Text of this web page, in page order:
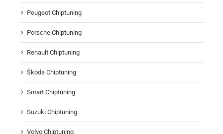
Peugeot Chiptuning
Porsche Chiptuning
Renault Chiptuning
Škoda Chiptuning
Smart Chiptuning
Suzuki Chiptuning
Volvo Chiptuning